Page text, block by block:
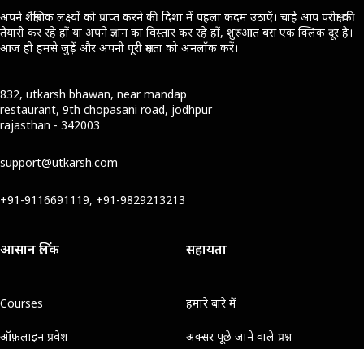
अपने शैक्षणिक लक्ष्यों को प्राप्त करने की दिशा में पहला कदम उठाएँ। चाहे आप परीक्षा की
तैयारी कर रहे हों या अपने ज्ञान का विस्तार कर रहे हों, शुरुआत बस एक क्लिक दूर है।
आज ही हमसे जुड़ें और अपनी पूरी क्षमता को अनलॉक करें।
832, utkarsh bhawan, near mandap
restaurant, 9th chopasani road, jodhpur
rajasthan - 342003
support@utkarsh.com
+91-9116691119, +91-9829213213
आसान लिंक
Courses
ऑफ़लाइन प्रवेश
सहायता
हमारे बारे में
अक्सर पूछे जाने वाले प्रश्न